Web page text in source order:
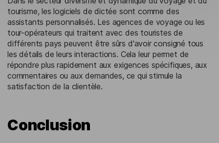
tourisme, les logiciels de dictée sont comme des
assistants personnalisés. Les agences de voyage ou les
tour-opérateurs qui traitent avec des touristes de
différents pays peuvent être sûrs d'avoir consigné tous
les détails de leurs interactions. Cela leur permet de
répondre plus rapidement aux exigences spécifiques, aux
commentaires ou aux demandes, ce qui stimule la
satisfaction de la clientèle.
Conclusion